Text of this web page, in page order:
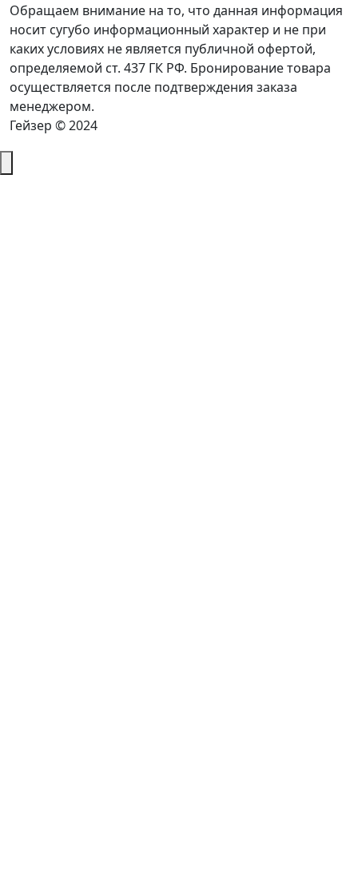
Обращаем внимание на то, что данная информация
носит сугубо информационный характер и не при
каких условиях не является публичной офертой,
определяемой ст. 437 ГК РФ. Бронирование товара
осуществляется после подтверждения заказа
менеджером.
Гейзер © 2024